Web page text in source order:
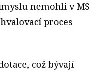
nemohli v MS
proces
což bývají